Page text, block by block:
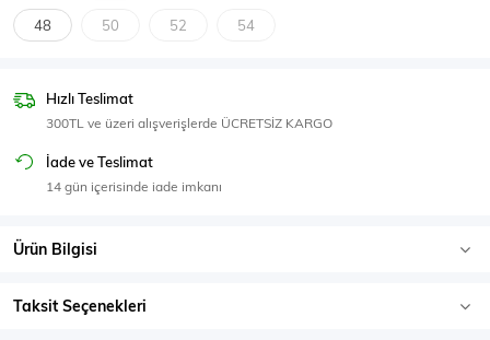
Eşofman Üstü
48 50 52 54
Hızlı Teslimat
300TL ve üzeri alışverişlerde ÜCRETSİZ KARGO
İade ve Teslimat
14 gün içerisinde iade imkanı
Ürün Bilgisi
Taksit Seçenekleri